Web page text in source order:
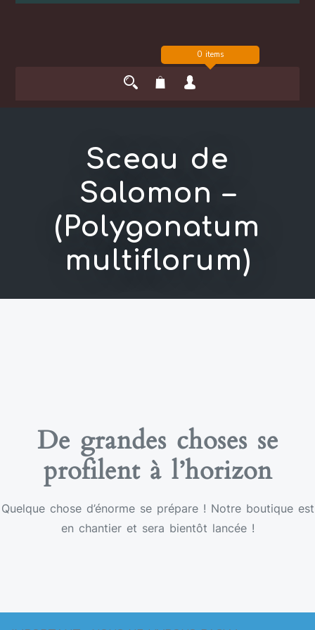
0 items
Sceau de
Salomon –
(Polygonatum
multiflorum)
De grandes choses se
profilent à l’horizon
Quelque chose d’énorme se prépare ! Notre boutique est
en chantier et sera bientôt lancée !